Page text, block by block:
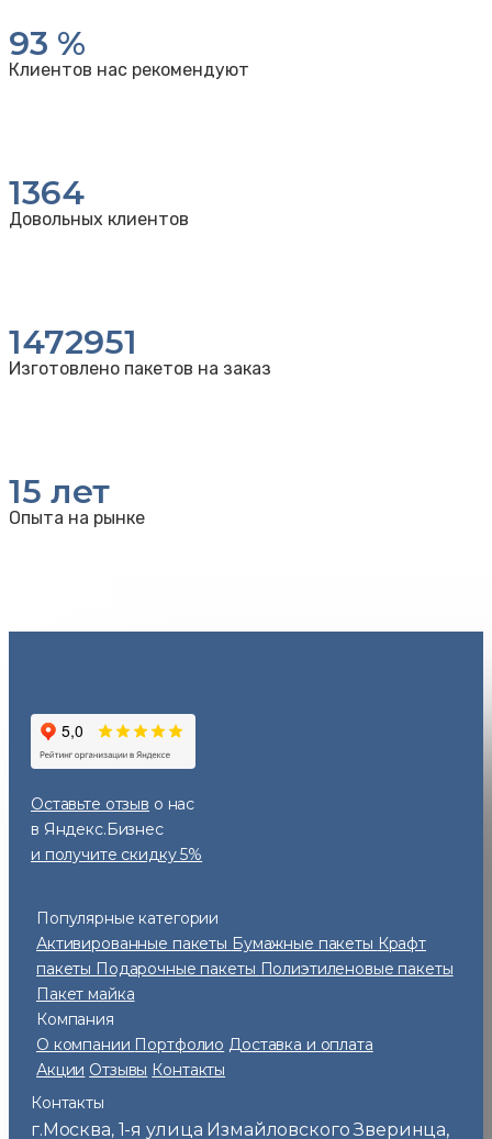
93 %
Клиентов нас рекомендуют
1364
Довольных клиентов
1472951
Изготовлено пакетов на заказ
15 лет
Опыта на рынке
Оставьте отзыв о нас
в Яндекс.Бизнес
и получите скидку 5%
Популярные категории
Активированные пакеты Бумажные пакеты Крафт
пакеты Подарочные пакеты Полиэтиленовые пакеты
Пакет майка
Компания
О компании Портфолио Доставка и оплата
Акции Отзывы Контакты
Контакты
г.Москва, 1-я улица Измайловского Зверинца,